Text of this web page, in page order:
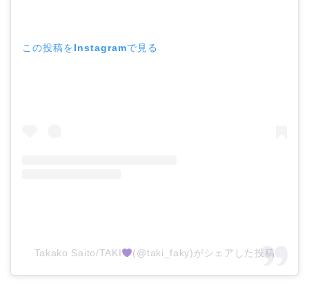
この投稿をInstagramで見る
Takako Saito/TAKI (@taki_faky)がシェアした投稿